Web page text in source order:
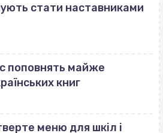
стати наставниками
поповнять майже
книг
меню для шкіл і